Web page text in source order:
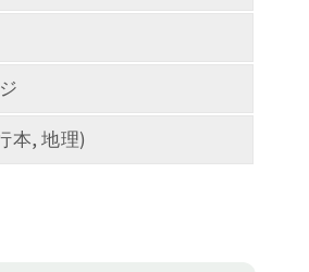
本, 地理)